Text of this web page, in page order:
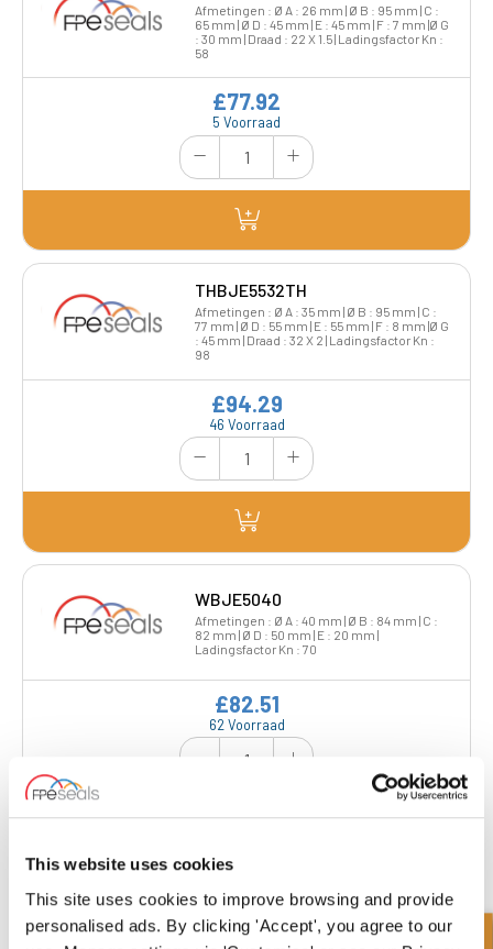
This website uses cookies
This site uses cookies to improve browsing and provide
personalised ads. By clicking 'Accept', you agree to our
Afmetingen : Ø A : 26 mm | Ø B : 95 mm | C :
65 mm | Ø D : 45 mm | E : 45 mm | F : 7 mm |Ø G
: 30 mm | Draad : 22 X 1.5 | Ladingsfactor Kn :
58
5 Voorraad
£77.92
THBJE5532TH
Afmetingen : Ø A : 35 mm | Ø B : 95 mm | C :
77 mm | Ø D : 55 mm | E : 55 mm | F : 8 mm |Ø G
: 45 mm | Draad : 32 X 2 | Ladingsfactor Kn :
98
46 Voorraad
£94.29
WBJE5040
Afmetingen : Ø A : 40 mm | Ø B : 84 mm | C :
82 mm | Ø D : 50 mm | E : 20 mm |
Ladingsfactor Kn : 70
62 Voorraad
£82.51
WBJE6050
Afmetingen : Ø A : 50 mm | Ø B : 98 mm | C :
100 mm | Ø D : 60 mm | E : 25 mm |